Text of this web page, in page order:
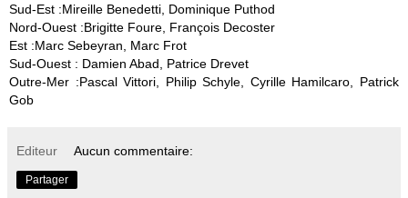
Sud-Est :Mireille Benedetti, Dominique Puthod
Nord-Ouest :Brigitte Foure, François Decoster
Est :Marc Sebeyran, Marc Frot
Sud-Ouest : Damien Abad, Patrice Drevet
Outre-Mer :Pascal Vittori, Philip Schyle, Cyrille Hamilcaro, Patrick
Gob
Editeur Aucun commentaire:
Partager